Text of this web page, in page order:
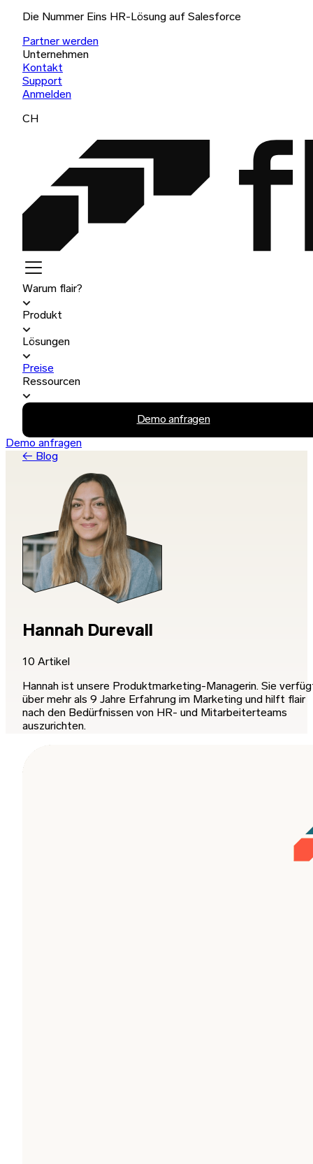
Die Nummer Eins HR-Lösung auf Salesforce
Partner werden
Unternehmen
Kontakt
Support
Anmelden
CH
Warum flair?
Produkt
Lösungen
Preise
Ressourcen
Demo anfragen
Demo anfragen
← Blog
Hannah Durevall
10 Artikel
Hannah ist unsere Produktmarketing-Managerin. Sie
über mehr als 9 Jahre Erfahrung im Marketing und hilft flair
nach den Bedürfnissen von HR- und Mitarbeiterteams
auszurichten.